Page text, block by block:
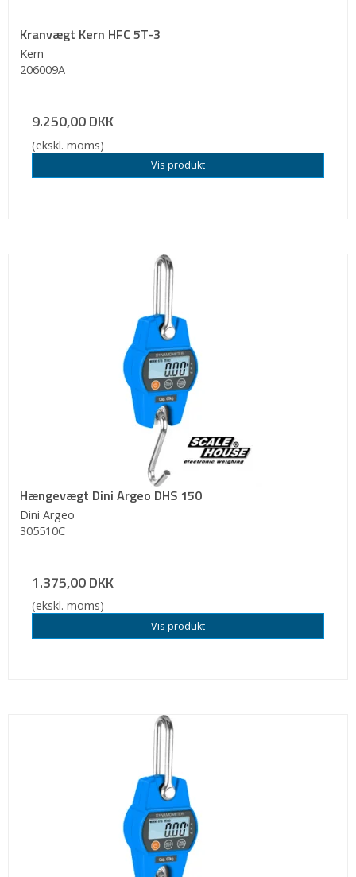
Kranvægt Kern HFC 5T-3
Kern
206009A
9.250,00 DKK
(ekskl. moms)
Vis produkt
Hængevægt Dini Argeo DHS 150
Dini Argeo
305510C
1.375,00 DKK
(ekskl. moms)
Vis produkt